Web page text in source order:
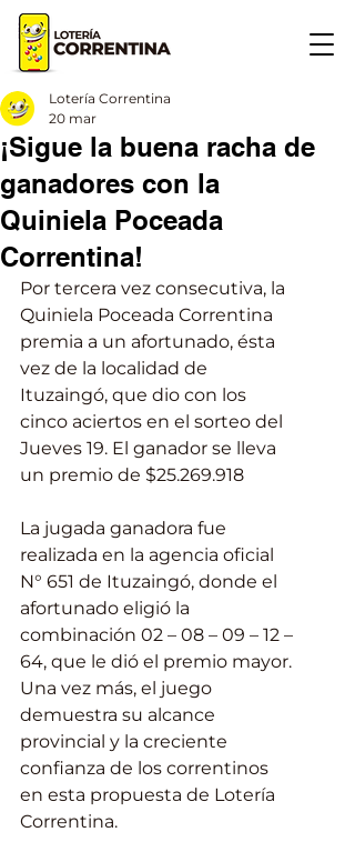
¡Sigue la buena racha de
ganadores con la
Quiniela Poceada
Correntina!
Lotería Correntina
20 mar
Por tercera vez consecutiva, la
Quiniela Poceada Correntina
premia a un afortunado, ésta
vez de la localidad de
Ituzaingó, que dio con los
cinco aciertos en el sorteo del
Jueves 19. El ganador se lleva
un premio de $25.269.918
La jugada ganadora fue
realizada en la agencia oficial
N° 651 de Ituzaingó, donde el
afortunado eligió la
combinación 02 – 08 – 09 – 12 –
64, que le dió el premio mayor.
Una vez más, el juego
demuestra su alcance
provincial y la creciente
confianza de los correntinos
en esta propuesta de Lotería
Correntina.